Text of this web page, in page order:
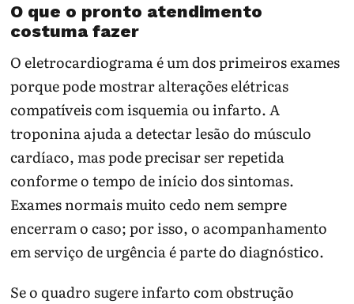
O que o pronto atendimento
costuma fazer
O eletrocardiograma é um dos primeiros exames
porque pode mostrar alterações elétricas
compatíveis com isquemia ou infarto. A
troponina ajuda a detectar lesão do músculo
cardíaco, mas pode precisar ser repetida
conforme o tempo de início dos sintomas.
Exames normais muito cedo nem sempre
encerram o caso; por isso, o acompanhamento
em serviço de urgência é parte do diagnóstico.
Se o quadro sugere infarto com obstrução